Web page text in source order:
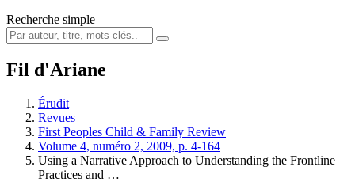
Recherche simple
Fil d'Ariane
Érudit
Revues
First Peoples Child & Family Review
Volume 4, numéro 2, 2009, p. 4-164
Using a Narrative Approach to Understanding the Frontline
Practices and …